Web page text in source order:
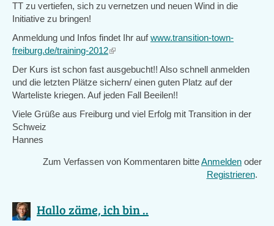
TT zu vertiefen, sich zu vernetzen und neuen Wind in die
Initiative zu bringen!
Anmeldung und Infos findet Ihr aufwww.transition-town-
freiburg.de/training-2012(link
external)
Der Kurs ist schon fast ausgebucht!! Also schnell anmelden
und die letzten Plätze sichern/ einen guten Platz auf der
Warteliste kriegen. Auf jeden Fall Beeilen!!
Viele Grüße aus Freiburg und viel Erfolg mit Transition in der
Schweiz
Hannes
Zum Verfassen von Kommentaren bitteAnmelden oder
Registrieren.
Hallo zäme, ich bin ..